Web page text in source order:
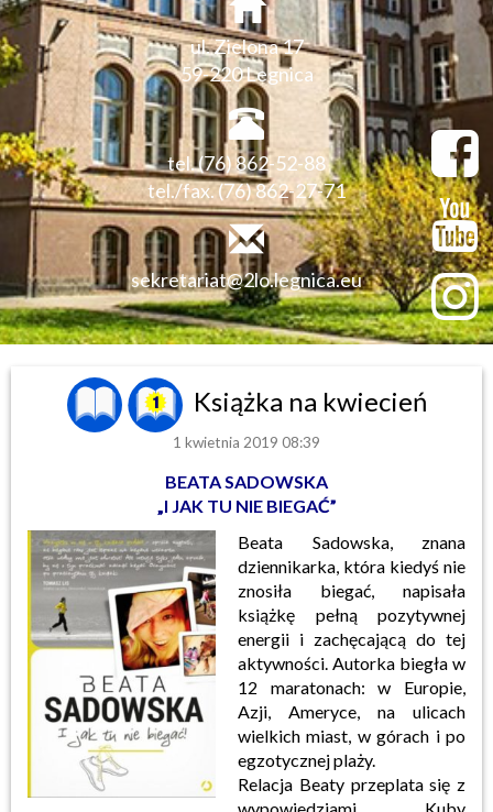
ul. Zielona 17
59-220 Legnica
tel. (76) 862-52-88
tel./fax. (76) 862-27-71
sekretariat@2lo.legnica.eu
Książka na kwiecień
1 kwietnia 2019 08:39
BEATA SADOWSKA
„I JAK TU NIE BIEGAĆ”
Beata Sadowska, znana
dziennikarka, która kiedyś nie
znosiła biegać, napisała
książkę pełną pozytywnej
energii i zachęcającą do tej
aktywności. Autorka biegła w
12 maratonach: w Europie,
Azji, Ameryce, na ulicach
wielkich miast, w górach i po
egzotycznej plaży.
Relacja Beaty przeplata się z